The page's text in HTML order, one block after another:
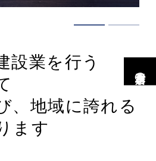
設業を行う
、地域に誇れる
ます
市村工務店の家